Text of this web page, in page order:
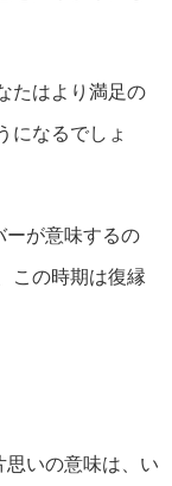
たはより満足の
になるでしょ
ーが意味するの
この時期は復縁
思いの意味は、い